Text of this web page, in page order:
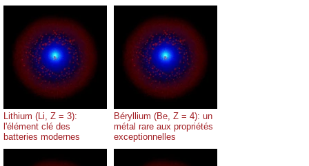
Lithium (Li, Z = 3):
l'élément clé des
batteries modernes
Béryllium (Be, Z = 4): un
métal rare aux propriétés
exceptionnelles